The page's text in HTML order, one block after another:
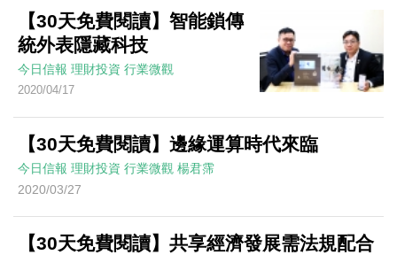
【30天免費閱讀】智能鎖傳
統外表隱藏科技
今日信報 理財投資 行業微觀
2020/04/17
【30天免費閱讀】邊緣運算時代來臨
今日信報 理財投資 行業微觀 楊君霈
2020/03/27
【30天免費閱讀】共享經濟發展需法規配合